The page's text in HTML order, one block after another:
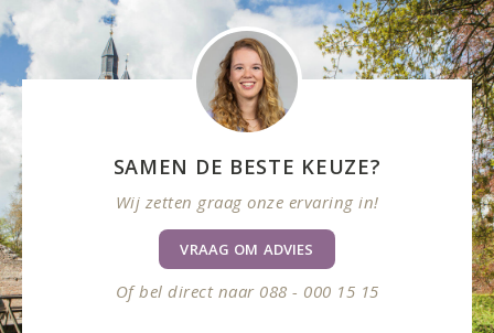
SAMEN DE BESTE KEUZE?
Wij zetten graag onze ervaring in!
VRAAG OM ADVIES
Of bel direct naar 088 - 000 15 15